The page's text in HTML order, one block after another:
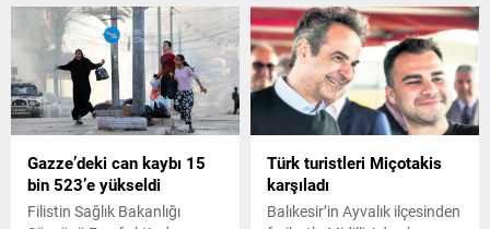
asteroidini incelemesi için
gönderdiği uzay aracı
OSIRIS- Rex'in getirdiği
parçalarda yapılan
araştırmalarda daha önce
keşfedilmemiş siyah bir
madde bulundu.
tarafından yıkıldı.
Gazze’deki can kaybı 15
bin 523’e yükseldi
Filistin Sağlık Bakanlığı
Türk turistleri Miçotakis
karşıladı
Balıkesir’in Ayvalık ilçesinden